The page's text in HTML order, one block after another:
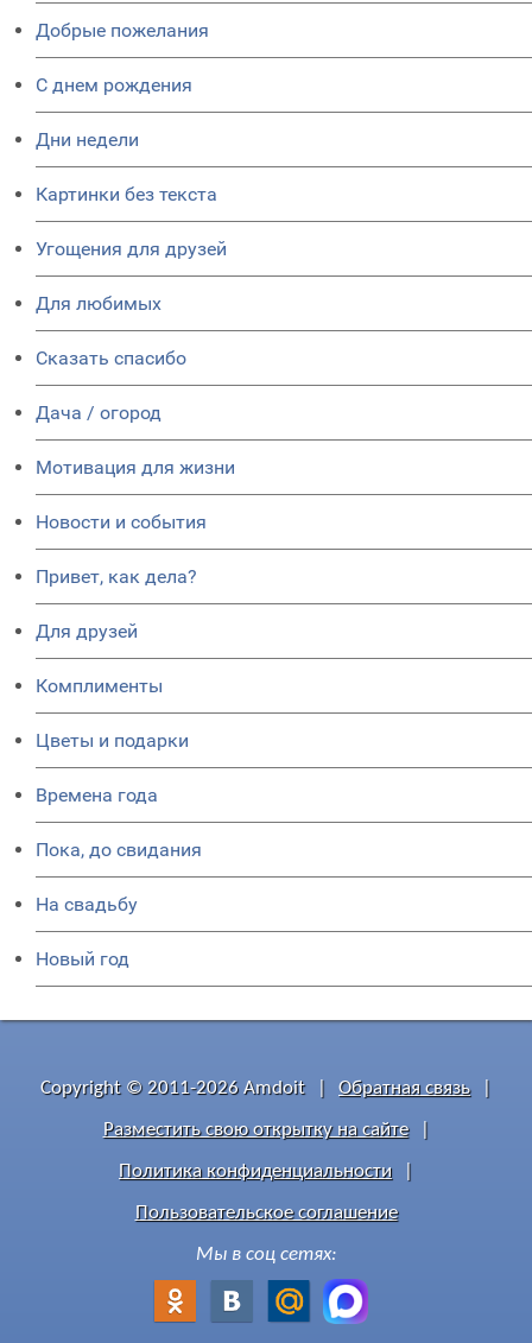
Добрые пожелания
C днем рождения
Дни недели
Картинки без текста
Угощения для друзей
Для любимых
Сказать спасибо
Дача / огород
Мотивация для жизни
Новости и события
Привет, как дела?
Для друзей
Комплименты
Цветы и подарки
Времена года
Пока, до свидания
На свадьбу
Новый год
Copyright © 2011-2026 Amdoit Обратная связь
Разместить свою открытку на сайте
Политика конфиденциальности
Пользовательское соглашение
Мы в соц сетях: